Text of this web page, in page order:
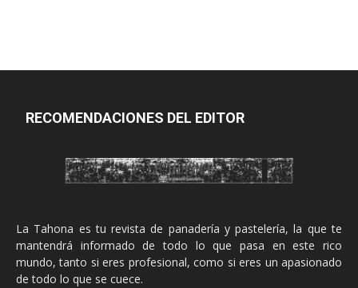
RECOMENDACIONES DEL EDITOR
La Tahona es tu revista de panadería y pastelería, la que te
mantendrá informado de todo lo que pasa en este rico
mundo, tanto si eres profesional, como si eres un apasionado
de todo lo que se cuece.